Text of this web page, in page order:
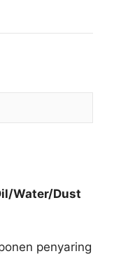
Water/Dust
penyaring